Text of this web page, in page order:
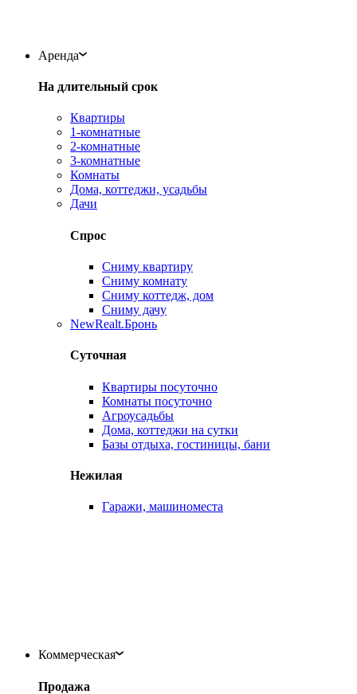
Аренда
На длительный срок
Квартиры
1-комнатные
2-комнатные
3-комнатные
Комнаты
Дома, коттеджи, усадьбы
Дачи
Спрос
Сниму квартиру
Сниму комнату
Сниму коттедж, дом
Сниму дачу
NewRealt.Бронь
Суточная
Квартиры посуточно
Комнаты посуточно
Агроусадьбы
Дома, коттеджи на сутки
Базы отдыха, гостиницы, бани
Нежилая
Гаражи, машиноместа
Коммерческая
Продажа